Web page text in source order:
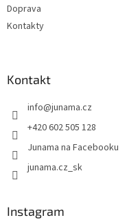
Doprava
Kontakty
Kontakt
info@junama.cz
+420 602 505 128
Junama na Facebooku
junama.cz_sk
Instagram